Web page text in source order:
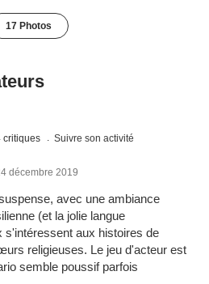
17 Photos
critiques Suivre son activité
décembre 2019
avec une ambiance
(et la jolie langue
s'intéressent aux histoires de
religieuses. Le jeu d'acteur est
semble poussif parfois